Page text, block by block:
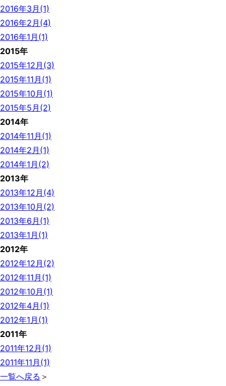
2016年3月(1)
2016年2月(4)
2016年1月(1)
2015年
2015年12月(3)
2015年11月(1)
2015年10月(1)
2015年5月(2)
2014年
2014年11月(1)
2014年2月(1)
2014年1月(2)
2013年
2013年12月(4)
2013年10月(2)
2013年6月(1)
2013年1月(1)
2012年
2012年12月(2)
2012年11月(1)
2012年10月(1)
2012年4月(1)
2012年1月(1)
2011年
2011年12月(1)
2011年11月(1)
一覧へ戻る ＞